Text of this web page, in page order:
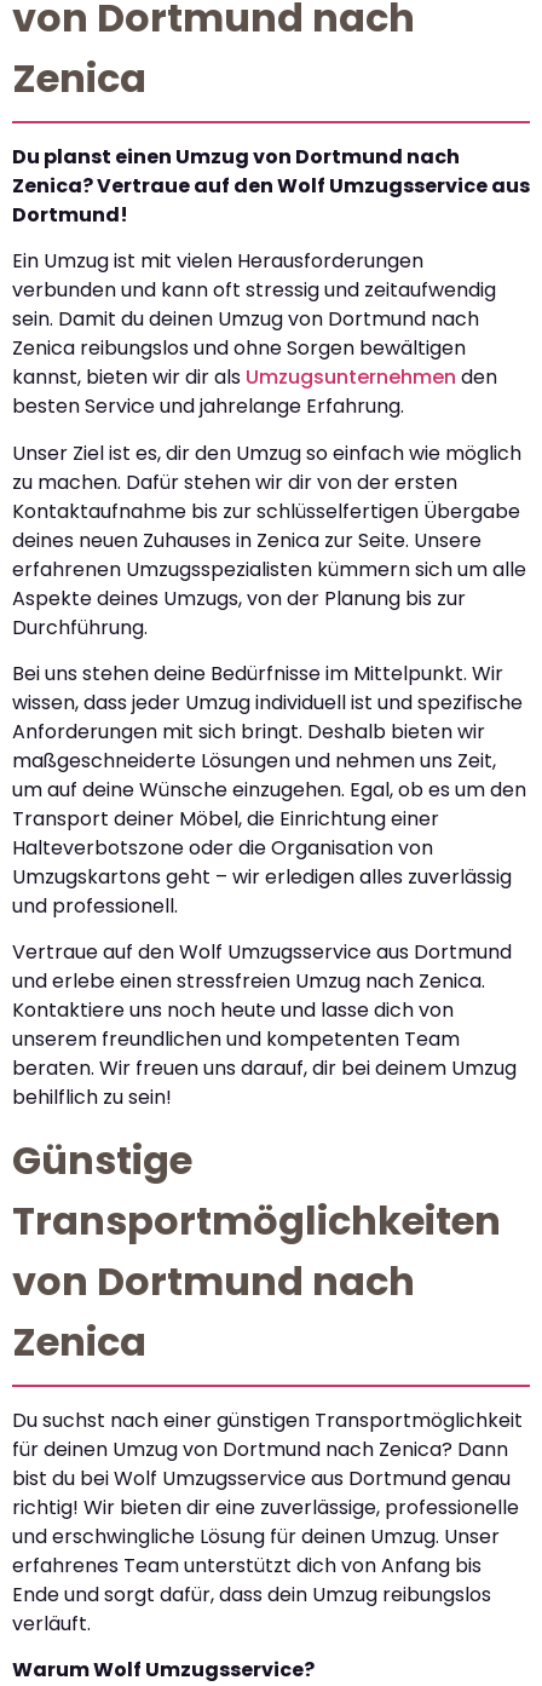
von Dortmund nach
Zenica
Du planst einen Umzug von Dortmund nach
Zenica? Vertraue auf den Wolf Umzugsservice aus
Dortmund!
Ein Umzug ist mit vielen Herausforderungen
verbunden und kann oft stressig und zeitaufwendig
sein. Damit du deinen Umzug von Dortmund nach
Zenica reibungslos und ohne Sorgen bewältigen
kannst, bieten wir dir als Umzugsunternehmen den
besten Service und jahrelange Erfahrung.
Unser Ziel ist es, dir den Umzug so einfach wie möglich
zu machen. Dafür stehen wir dir von der ersten
Kontaktaufnahme bis zur schlüsselfertigen Übergabe
deines neuen Zuhauses in Zenica zur Seite. Unsere
erfahrenen Umzugsspezialisten kümmern sich um alle
Aspekte deines Umzugs, von der Planung bis zur
Durchführung.
Bei uns stehen deine Bedürfnisse im Mittelpunkt. Wir
wissen, dass jeder Umzug individuell ist und spezifische
Anforderungen mit sich bringt. Deshalb bieten wir
maßgeschneiderte Lösungen und nehmen uns Zeit,
um auf deine Wünsche einzugehen. Egal, ob es um den
Transport deiner Möbel, die Einrichtung einer
Halteverbotszone oder die Organisation von
Umzugskartons geht – wir erledigen alles zuverlässig
und professionell.
Vertraue auf den Wolf Umzugsservice aus Dortmund
und erlebe einen stressfreien Umzug nach Zenica.
Kontaktiere uns noch heute und lasse dich von
unserem freundlichen und kompetenten Team
beraten. Wir freuen uns darauf, dir bei deinem Umzug
behilflich zu sein!
Günstige
Transportmöglichkeiten
von Dortmund nach
Zenica
Du suchst nach einer günstigen Transportmöglichkeit
für deinen Umzug von Dortmund nach Zenica? Dann
bist du bei Wolf Umzugsservice aus Dortmund genau
richtig! Wir bieten dir eine zuverlässige, professionelle
und erschwingliche Lösung für deinen Umzug. Unser
erfahrenes Team unterstützt dich von Anfang bis
Ende und sorgt dafür, dass dein Umzug reibungslos
verläuft.
Warum Wolf Umzugsservice?